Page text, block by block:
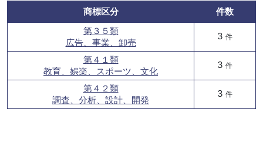
商標区分
件数
第３５類
広告、事業、卸売
3 件
第４１類
教育、娯楽、スポーツ、文化
3 件
第４２類
調査、分析、設計、開発
3 件